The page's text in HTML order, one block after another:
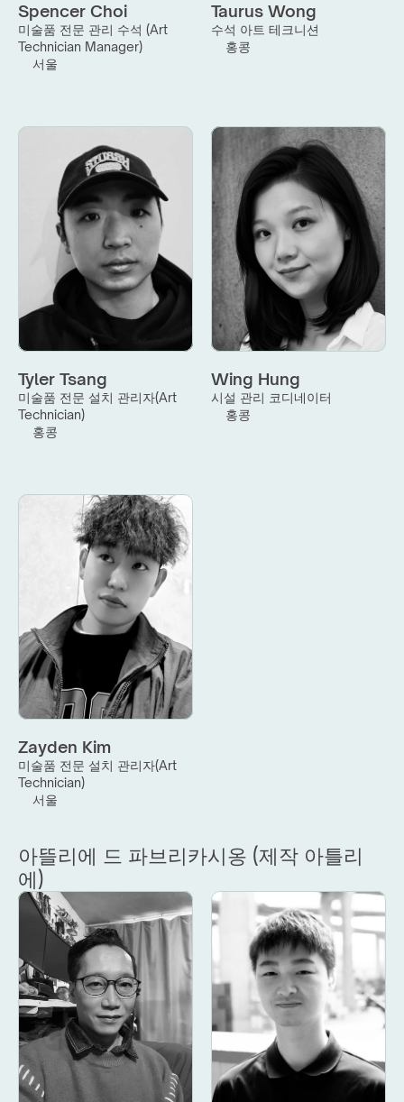
Spencer Choi
미술품 전문 관리 수석 (Art
Technician Manager)
서울
Taurus Wong
수석 아트 테크니션
홍콩
Tyler Tsang
미술품 전문 설치 관리자(Art
Technician)
홍콩
Wing Hung
시설 관리 코디네이터
홍콩
Zayden Kim
미술품 전문 설치 관리자(Art
Technician)
서울
아뜰리에 드 파브리카시옹 (제작 아틀리
에)